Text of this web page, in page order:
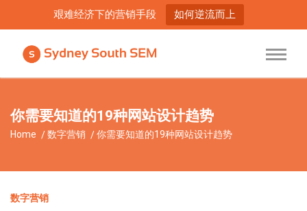
艰难经济下的营销手段 如何逆流而上
你需要知道的19种网站设计趋势
Home 数字营销 你需要知道的19种网站设计趋势
数字营销